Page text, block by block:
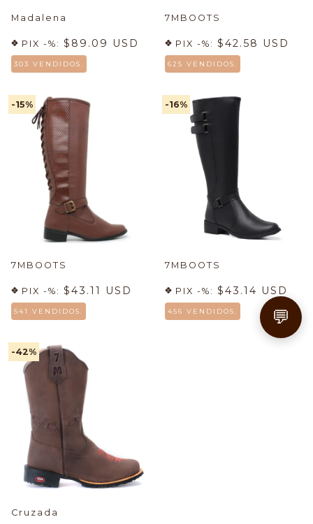
Madalena
PIX -%: $89.09 USD
303 VENDIDOS.
7MBOOTS
PIX -%: $42.58 USD
625 VENDIDOS.
-15%
7MBOOTS
PIX -%: $43.11 USD
541 VENDIDOS.
-16%
7MBOOTS
PIX -%: $43.14 USD
456 VENDIDOS.
-42%
Cruzada
💬